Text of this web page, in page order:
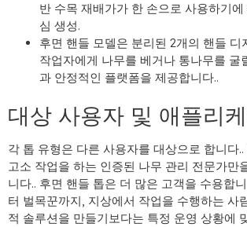
반 수목 재배가가 한 손으로 사용하기
심 생성.
후면 핸들 모델은 분리된 2개의 핸들 디
작업자에게 나무를 베거나 통나무를 굴
과 안정적인 플랫폼을 제공합니다..
대상 사용자 및 애플리
각 톱 유형은 다른 사용자를 대상으로 합니다
고소 작업을 하는 인증된 나무 관리 전문가만
니다.. 후면 핸들 톱은 더 많은 고객을 수용합
터 벌목꾼까지, 지상에서 작업을 수행하는 사
적 솔루션을 만들기보다는 특정 운영 상황에